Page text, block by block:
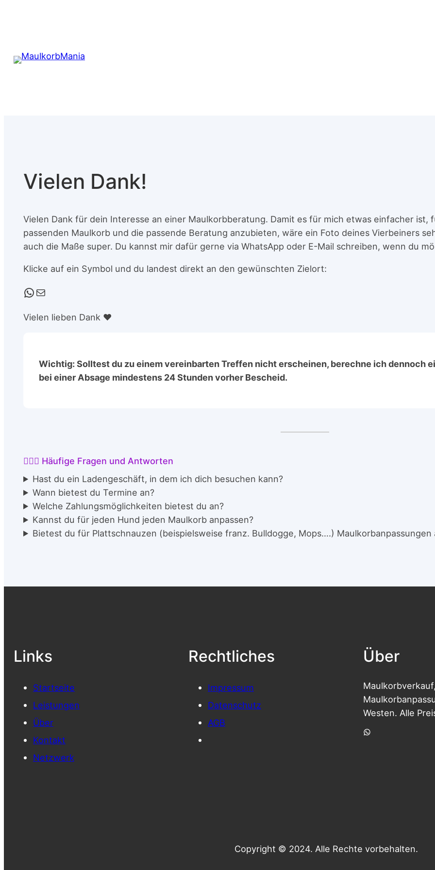
Vielen Dank!
Vielen Dank für dein Interesse an einer Maulkorbberatung. Damit es für mich etwas einfacher ist,
passenden Maulkorb und die passende Beratung anzubieten, wäre ein Foto deines Vierbeiners
auch die Maße super. Du kannst mir dafür gerne via WhatsApp oder E-Mail schreiben, wenn du
Klicke auf ein Symbol und du landest direkt an den gewünschten Zielort:
WhatsApp E-Mail
Vielen lieben Dank ❤️
Wichtig: Solltest du zu einem vereinbarten Treffen nicht erscheinen, berechne ich dennoch
bei einer Absage mindestens 24 Stunden vorher Bescheid.
🙋🏻‍♀️ Häufige Fragen und Antworten
Hast du ein Ladengeschäft, in dem ich dich besuchen kann?
Wann bietest du Termine an?
Welche Zahlungsmöglichkeiten bietest du an?
Kannst du für jeden Hund jeden Maulkorb anpassen?
Bietest du für Plattschnauzen (beispielsweise franz. Bulldogge, Mops….) Maulkorbanpassungen
Links
Startseite
Leistungen
Über
Kontakt
Netzwerk
Rechtliches
Impressum
Datenschutz
AGB
Über
Westen. Alle
WhatsApp
Copyright © 2024. Alle Rechte vorbehalten.